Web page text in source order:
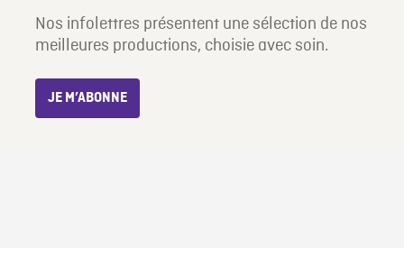
Nos infolettres présentent une sélection de nos
meilleures productions, choisie avec soin.
JE M’ABONNE